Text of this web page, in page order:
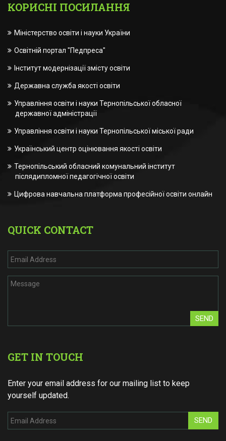
КОРИСНІ ПОСИЛАННЯ
Міністерство освіти і науки України
Освітній портал "Педпреса"
Інститут модернізації змісту освіти
Державна служба якості освіти
Управління освіти і науки Тернопільської обласної
державної адміністрації
Управління освіти і науки Тернопільської міської ради
Український центр оцінювання якості освіти
Тернопільський обласний комунальний інститут
післядипломної педагогічної освіти
Цифрова навчальна платформа професійної освіти онлайн
QUICK CONTACT
SEND
GET IN TOUCH
Enter your email address for our mailing list to keep
yourself updated.
SEND